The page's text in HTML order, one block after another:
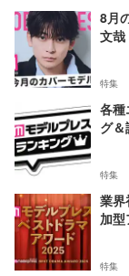
8月
文哉
特集
各種
グ
特集
業界
加
特集